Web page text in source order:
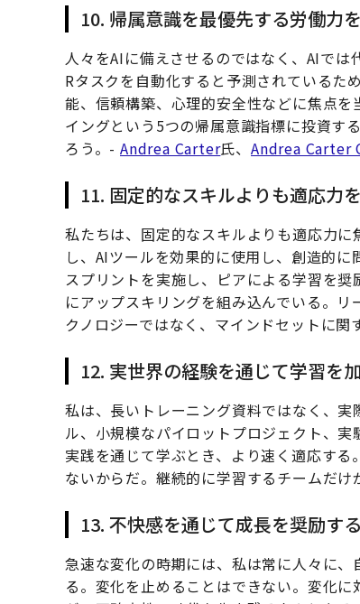
10. 帰属意識を最優先する労働力
人々をAIに備えさせるのではなく、AIで
Rタスクを自動化すると予測されているた
能、信頼構築、心理的安全性などに焦点
イングという5つの帰属意識指標に投資す
ろう。- Andrea Carter氏、Andrea Carter
11. 固定的なスキルよりも適応力
私たちは、固定的なスキルよりも適応力
し、AIツールを効果的に使用し、創造的
スプリントを実施し、ピアによる学習を
にアップスキリングを組み込んでいる。
クノロジーではなく、マインドセットに関
12. 実世界の経験を通じて学習を
私は、長いトレーニング資料ではなく、
ル、小規模なパイロットプロジェクト、
実践を通じて学ぶとき、より速く適応す
ないからだ。継続的に学習するチームだ
13. 不快感を通じて成長を奨励する
急速な変化の時期には、私は常に人々に
る。変化を止めることはできない。変化